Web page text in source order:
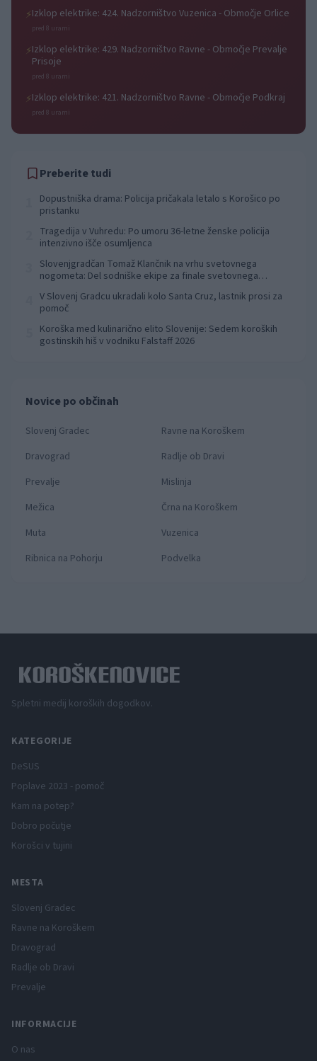
⚡Izklop elektrike: 424. Nadzorništvo Vuzenica - Območje Orlice
pred 8 urami
⚡Izklop elektrike: 429. Nadzorništvo Ravne - Območje Prevalje
Prisoje
pred 8 urami
⚡Izklop elektrike: 421. Nadzorništvo Ravne - Območje Podkraj
pred 8 urami
Preberite tudi
Dopustniška drama: Policija pričakala letalo s Korošico po
pristanku
Tragedija v Vuhredu: Po umoru 36-letne ženske policija
intenzivno išče osumljenca
Slovenjgradčan Tomaž Klančnik na vrhu svetovnega
nogometa: Del sodniške ekipe za finale svetovnega
V Slovenj Gradcu ukradali kolo Santa Cruz, lastnik prosi za
pomoč
Koroška med kulinarično elito Slovenije: Sedem koroških
gostinskih hiš v vodniku Falstaff 2026
Novice po občinah
Slovenj Gradec
Ravne na Koroškem
Dravograd
Radlje ob Dravi
Prevalje
Mislinja
Mežica
Črna na Koroškem
Muta
Vuzenica
Ribnica na Pohorju
Podvelka
Spletni medij koroških dogodkov.
KATEGORIJE
DeSUS
Poplave 2023 - pomoč
Kam na potep?
Dobro počutje
Korošci v tujini
MESTA
Slovenj Gradec
Ravne na Koroškem
Dravograd
Radlje ob Dravi
Prevalje
INFORMACIJE
O nas